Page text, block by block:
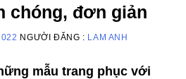
chóng, đơn giản
NGƯỜI ĐĂNG : LAM ANH
mẫu trang phục với